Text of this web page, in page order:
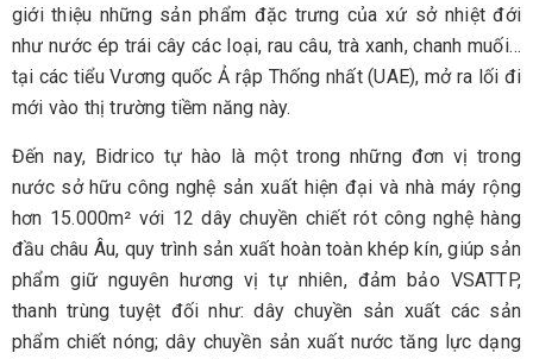
giới thiệu những sản phẩm đặc trưng của xứ sở nhiệt đới
như nước ép trái cây các loại, rau câu, trà xanh, chanh muối…
tại các tiểu Vương quốc Ả rập Thống nhất (UAE), mở ra lối đi
mới vào thị trường tiềm năng này.
Đến nay, Bidrico tự hào là một trong những đơn vị trong
nước sở hữu công nghệ sản xuất hiện đại và nhà máy rộng
hơn 15.000m² với 12 dây chuyền chiết rót công nghệ hàng
đầu châu Âu, quy trình sản xuất hoàn toàn khép kín, giúp sản
phẩm giữ nguyên hương vị tự nhiên, đảm bảo VSATTP,
thanh trùng tuyệt đối như: dây chuyền sản xuất các sản
phẩm chiết nóng; dây chuyền sản xuất nước tăng lực dạng